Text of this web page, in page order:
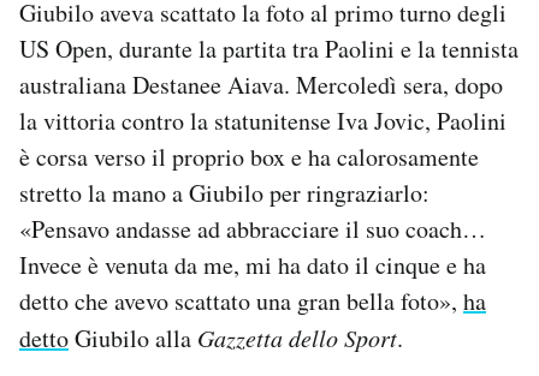
Giubilo aveva scattato la foto al primo turno degli
US Open, durante la partita tra Paolini e la tennista
australiana Destanee Aiava. Mercoledì sera, dopo
la vittoria contro la statunitense Iva Jovic, Paolini
è corsa verso il proprio box e ha calorosamente
stretto la mano a Giubilo per ringraziarlo:
«Pensavo andasse ad abbracciare il suo coach…
Invece è venuta da me, mi ha dato il cinque e ha
detto che avevo scattato una gran bella foto», ha
dettoGiubilo alla Gazzetta dello Sport.